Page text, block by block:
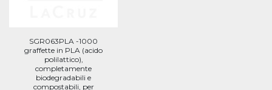
SGR063PLA -1000
graffette in PLA (acido
polilattico),
completamente
biodegradabili e
compostabili, per